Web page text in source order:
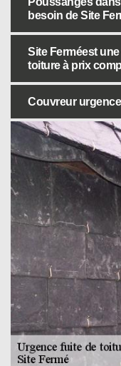
besoin de Site
Site Ferméest
toiture à prix
Couvreur